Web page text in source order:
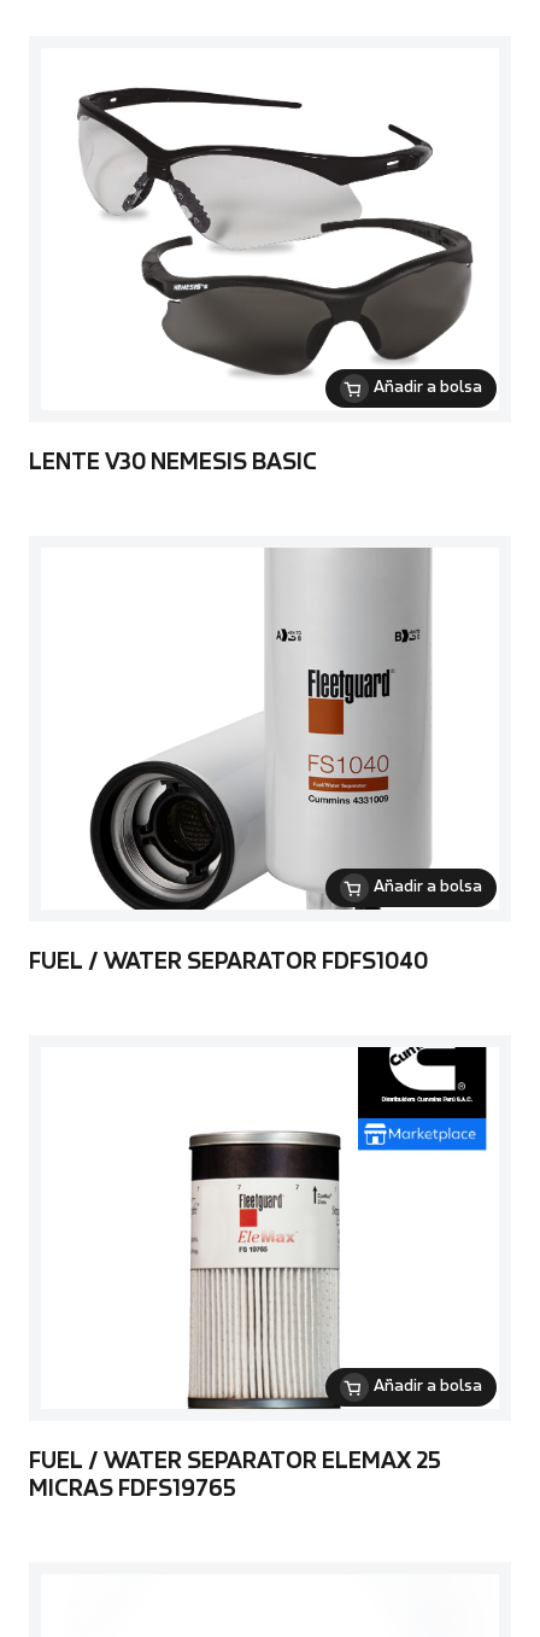
Añadir a bolsa
LENTE V30 NEMESIS BASIC
Añadir a bolsa
FUEL / WATER SEPARATOR FDFS1040
Añadir a bolsa
FUEL / WATER SEPARATOR ELEMAX 25
MICRAS FDFS19765